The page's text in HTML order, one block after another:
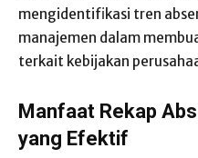
mengidentifikasi tren
manajemen dalam
terkait kebijakan
Manfaat Rekap
yang Efektif